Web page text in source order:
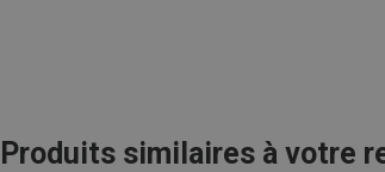
Produits similaires à votre